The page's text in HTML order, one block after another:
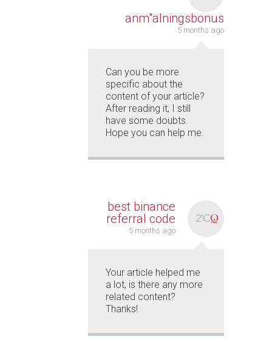
anm"alningsbonus
5 months ago
Can you be more
specific about the
content of your article?
After reading it, I still
have some doubts.
Hope you can help me.
best binance
referral code
5 months ago
Your article helped me
a lot, is there any more
related content?
Thanks!